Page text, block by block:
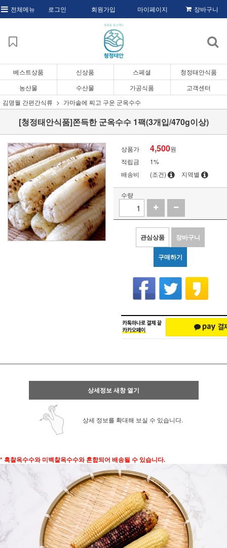
전체메뉴 로그인 회원가입 마이페이지 장바구니
베스트상품 신상품 스페셜
청정태안식품
농산물
수산물 가공식품
고객센터
김명월 간편간식류
가마솥에 찌고 구운 군옥수수
[청정태안식품]쫀득한 군옥수수 1팩(3개입/470g이상)
상품가 4,500원
적립금
1%
배송비
(조건) 지역별
수량
관심상품 장바구니
구매하기
상세정보 새창 열기
상세 정보를 확대해 보실 수 있습니다.
* 흑찰옥수수와 미백찰옥수수와 혼합되어 배송될 수 있습니다.